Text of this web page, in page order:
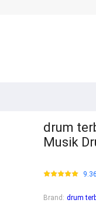
drum
Musik
Brand : drum